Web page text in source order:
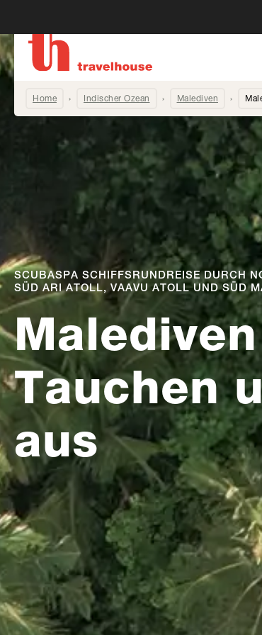
Home Indischer Ozean Malediven
Tauchen
aus
SCUBASPA SCHIFFSRUNDREISE DURCH
SÜD ARI ATOLL, VAAVU ATOLL UND SÜD